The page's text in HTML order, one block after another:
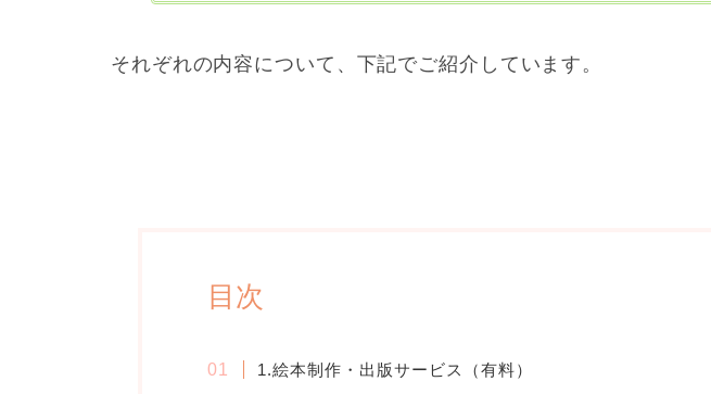
それぞれの内容について、下記でご紹介しています。
目次
1.絵本制作・出版サービス（有料）